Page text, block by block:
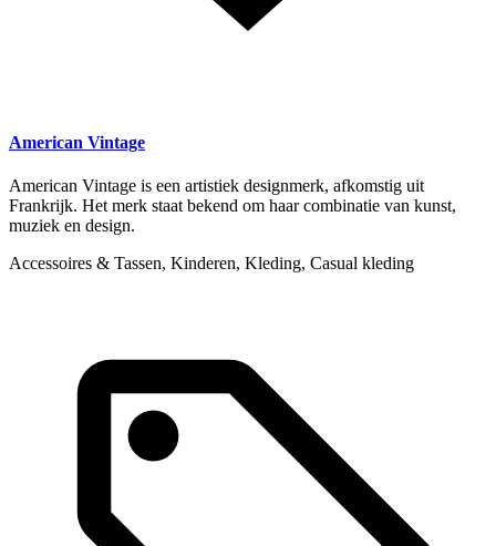
American Vintage
American Vintage is een artistiek designmerk, afkomstig uit
Frankrijk. Het merk staat bekend om haar combinatie van kunst,
muziek en design.
Accessoires & Tassen, Kinderen, Kleding, Casual kleding